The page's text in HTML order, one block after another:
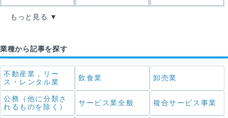
もっと見る
業種から記事を探す
不動産業，リー
ス・レンタル業
飲食業 卸売業
公務（他に分類さ
れるものを除く）
サービス業全般 複合サービス事業